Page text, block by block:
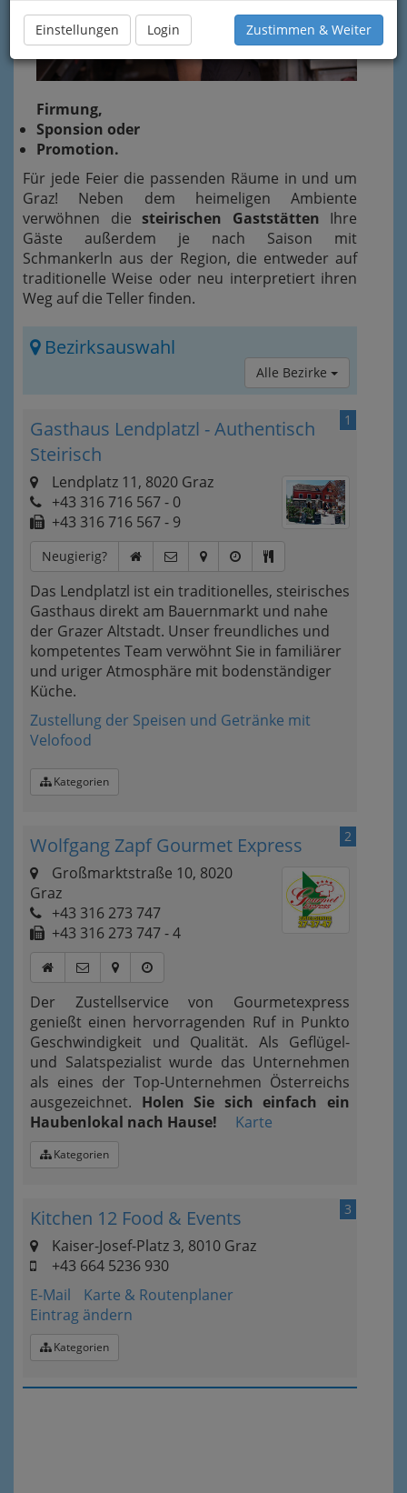
Einstellungen Login Zustimmen & Weiter
Firmung,
Sponsion oder
Promotion.
Für jede Feier die passenden Räume in und um
Graz! Neben dem heimeligen Ambiente
verwöhnen die steirischen Gaststätten Ihre
Gäste außerdem je nach Saison mit
Schmankerln aus der Region, die entweder auf
traditionelle Weise oder neu interpretiert ihren
Weg auf die Teller finden.
Bezirksauswahl
Alle Bezirke
1
Gasthaus Lendplatzl - Authentisch
Steirisch
Lendplatz 11, 8020 Graz
+43 316 716 567 - 0
+43 316 716 567 - 9
Neugierig?
Das Lendplatzl ist ein traditionelles, steirisches
Gasthaus direkt am Bauernmarkt und nahe
der Grazer Altstadt. Unser freundliches und
kompetentes Team verwöhnt Sie in familiärer
und uriger Atmosphäre mit bodenständiger
Küche.
Zustellung der Speisen und Getränke mit
Velofood
Kategorien
2
Wolfgang Zapf Gourmet Express
Großmarktstraße 10, 8020
Graz
+43 316 273 747
+43 316 273 747 - 4
Der Zustellservice von Gourmetexpress
genießt einen hervorragenden Ruf in Punkto
Geschwindigkeit und Qualität. Als Geflügel-
und Salatspezialist wurde das Unternehmen
als eines der Top-Unternehmen Österreichs
ausgezeichnet. Holen Sie sich einfach ein
Haubenlokal nach Hause! Karte
Kategorien
3
Kitchen 12 Food & Events
Kaiser-Josef-Platz 3, 8010 Graz
+43 664 5236 930
E-Mail
Karte & Routenplaner
Eintrag ändern
Kategorien